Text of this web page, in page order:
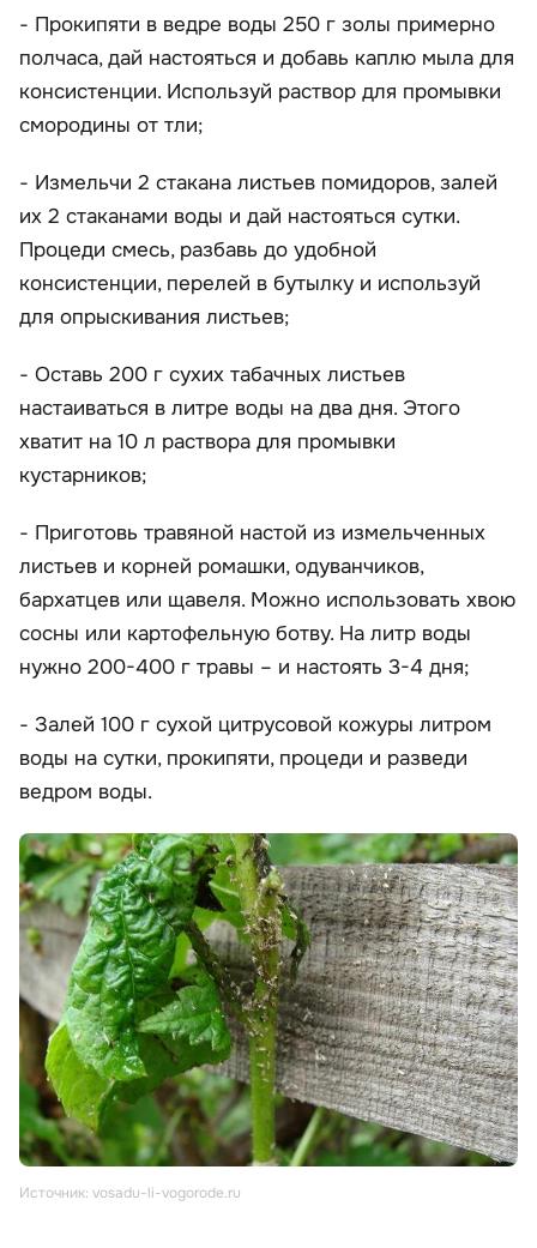
- Прокипяти в ведре воды 250 г золы примерно
полчаса, дай настояться и добавь каплю мыла для
консистенции. Используй раствор для промывки
смородины от тли;
- Измельчи 2 стакана листьев помидоров, залей
их 2 стаканами воды и дай настояться сутки.
Процеди смесь, разбавь до удобной
консистенции, перелей в бутылку и используй
для опрыскивания листьев;
- Оставь 200 г сухих табачных листьев
настаиваться в литре воды на два дня. Этого
хватит на 10 л раствора для промывки
кустарников;
- Приготовь травяной настой из измельченных
листьев и корней ромашки, одуванчиков,
бархатцев или щавеля. Можно использовать хвою
сосны или картофельную ботву. На литр воды
нужно 200-400 г травы – и настоять 3-4 дня;
- Залей 100 г сухой цитрусовой кожуры литром
воды на сутки, прокипяти, процеди и разведи
ведром воды.
Источник: vosadu-li-vogorode.ru